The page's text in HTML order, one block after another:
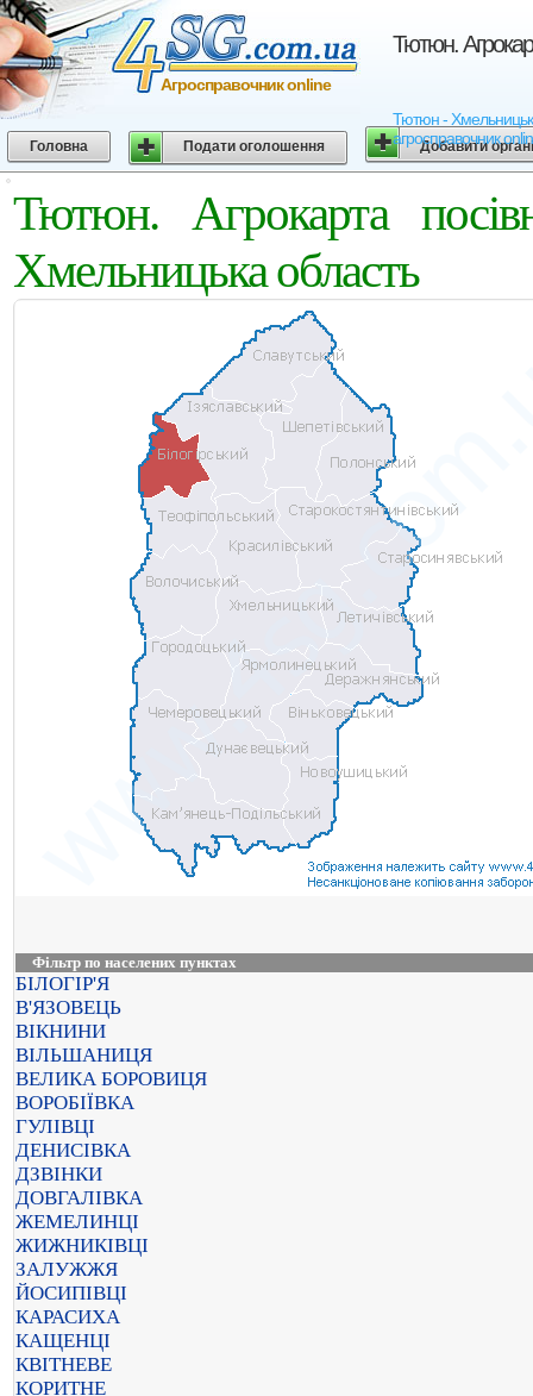
Тютюн.
Тютюн - Хмельницька
агросправочник
Агросправочник online
Головна Подати оголошення Добавити
Тютюн. Агрокарта
Хмельницька область
Фільтр по населених пунктах
БІЛОГІР'Я
В'ЯЗОВЕЦЬ
ВІКНИНИ
ВІЛЬШАНИЦЯ
ВЕЛИКА БОРОВИЦЯ
ВОРОБІЇВКА
ГУЛІВЦІ
ДЕНИСІВКА
ДЗВІНКИ
ДОВГАЛІВКА
ЖЕМЕЛИНЦІ
ЖИЖНИКІВЦІ
ЗАЛУЖЖЯ
ЙОСИПІВЦІ
КАРАСИХА
КАЩЕНЦІ
КВІТНЕВЕ
КОРИТНЕ